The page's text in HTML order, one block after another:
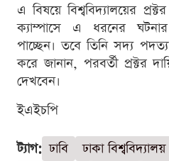
এ বিষয়ে বিশ্ববিদ্যালয়ের
ক্যাম্পাসে এ ধরনের
পাচ্ছেন। তবে তিনি সদ্য
করে জানান, পরবর্তী প্রক্টর
দেখবেন।
ইএইচপি
ট্যাগ: ঢাবি ঢাকা বিশ্ববিদ্যালয়